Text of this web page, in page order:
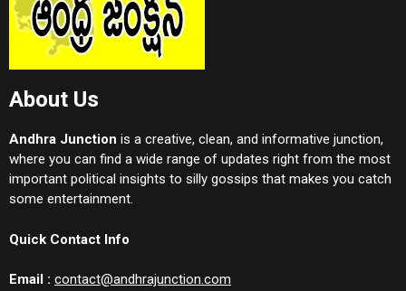
About Us
Andhra Junction is a creative, clean, and informative junction,
where you can find a wide range of updates right from the most
important political insights to silly gossips that makes you catch
some entertainment.
Quick Contact Info
Email : contact@andhrajunction.com